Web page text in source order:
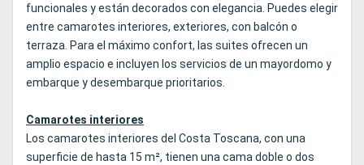
funcionales y están decorados con elegancia. Puedes elegir
entre camarotes interiores, exteriores, con balcón o
terraza. Para el máximo confort, las suites ofrecen un
amplio espacio e incluyen los servicios de un mayordomo y
embarque y desembarque prioritarios.
Camarotes interiores
Los camarotes interiores del Costa Toscana, con una
superficie de hasta 15 m², tienen una cama doble o dos